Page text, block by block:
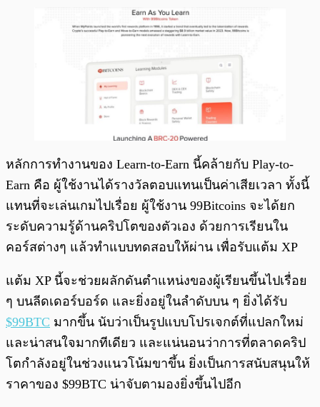
หลักการทำงานของ Learn-to-Earn นี้คล้ายกับ Play-to-
Earn คือ ผู้ใช้งานได้รางวัลตอบแทนเป็นค่าเสียเวลา ทั้งนี้
แทนที่จะเล่นเกมไปเรื่อย ผู้ใช้งาน 99Bitcoins จะได้ยก
ระดับความรู้ด้านคริปโตของตัวเอง ด้วยการเรียนใน
คอร์สต่างๆ แล้วทำแบบทดสอบให้ผ่าน เพื่อรับแต้ม XP
แต้ม XP นี้จะช่วยผลักดันตำแหน่งของผู้เรียนขึ้นไปเรื่อย
ๆ บนลีดเดอร์บอร์ด และยิ่งอยู่ในลำดับบน ๆ ยิ่งได้รับ
$99BTC มากขึ้น นับว่าเป็นรูปแบบโปรเจกต์ที่แปลกใหม่
และน่าสนใจมากทีเดียว และแน่นอนว่าการที่ตลาดคริป
โตกำลังอยู่ในช่วงแนวโน้มขาขึ้น ยิ่งเป็นการสนับสนุนให้
ราคาของ $99BTC น่าจับตามองยิ่งขึ้นไปอีก